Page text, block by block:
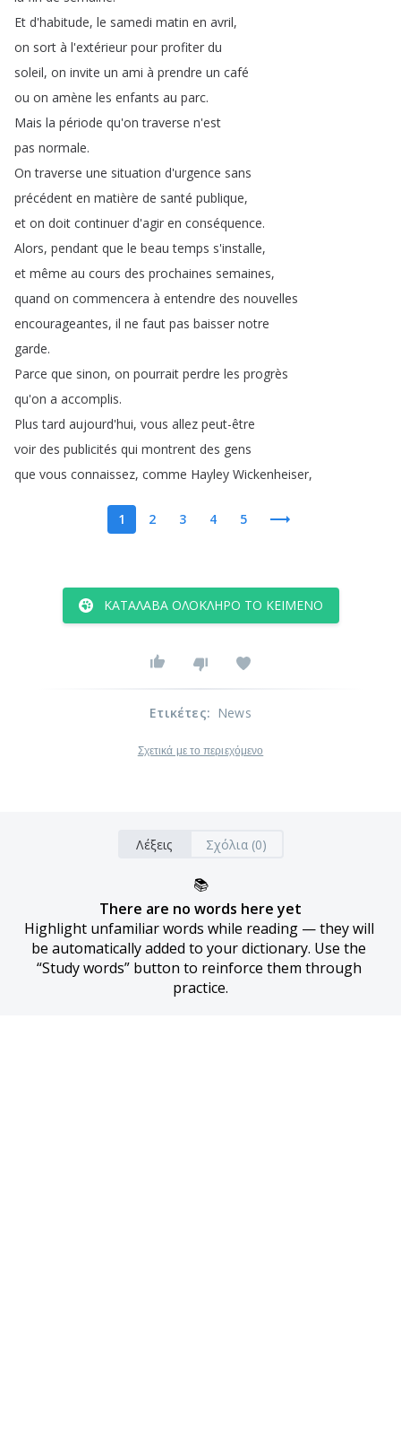
Et d'habitude, le samedi matin en avril,
on sort à l'extérieur pour profiter du
soleil, on invite un ami à prendre un café
ou on amène les enfants au parc.
Mais la période qu'on traverse n'est
pas normale.
On traverse une situation d'urgence sans
précédent en matière de santé publique,
et on doit continuer d'agir en conséquence.
Alors, pendant que le beau temps s'installe,
et même au cours des prochaines semaines,
quand on commencera à entendre des nouvelles
encourageantes, il ne faut pas baisser notre
garde.
Parce que sinon, on pourrait perdre les progrès
qu'on a accomplis.
Plus tard aujourd'hui, vous allez peut-être
voir des publicités qui montrent des gens
que vous connaissez, comme Hayley Wickenheiser,
1 2 3 4 5
ΚΑΤΆΛΑΒΑ ΟΛΌΚΛΗΡΟ ΤΟ ΚΕΊΜΕΝΟ
Ετικέτες: News
Σχετικά με το περιεχόμενο
Λέξεις Σχόλια (0)
📚
There are no words here yet
Highlight unfamiliar words while reading — they will
be automatically added to your dictionary. Use the
“Study words” button to reinforce them through
practice.